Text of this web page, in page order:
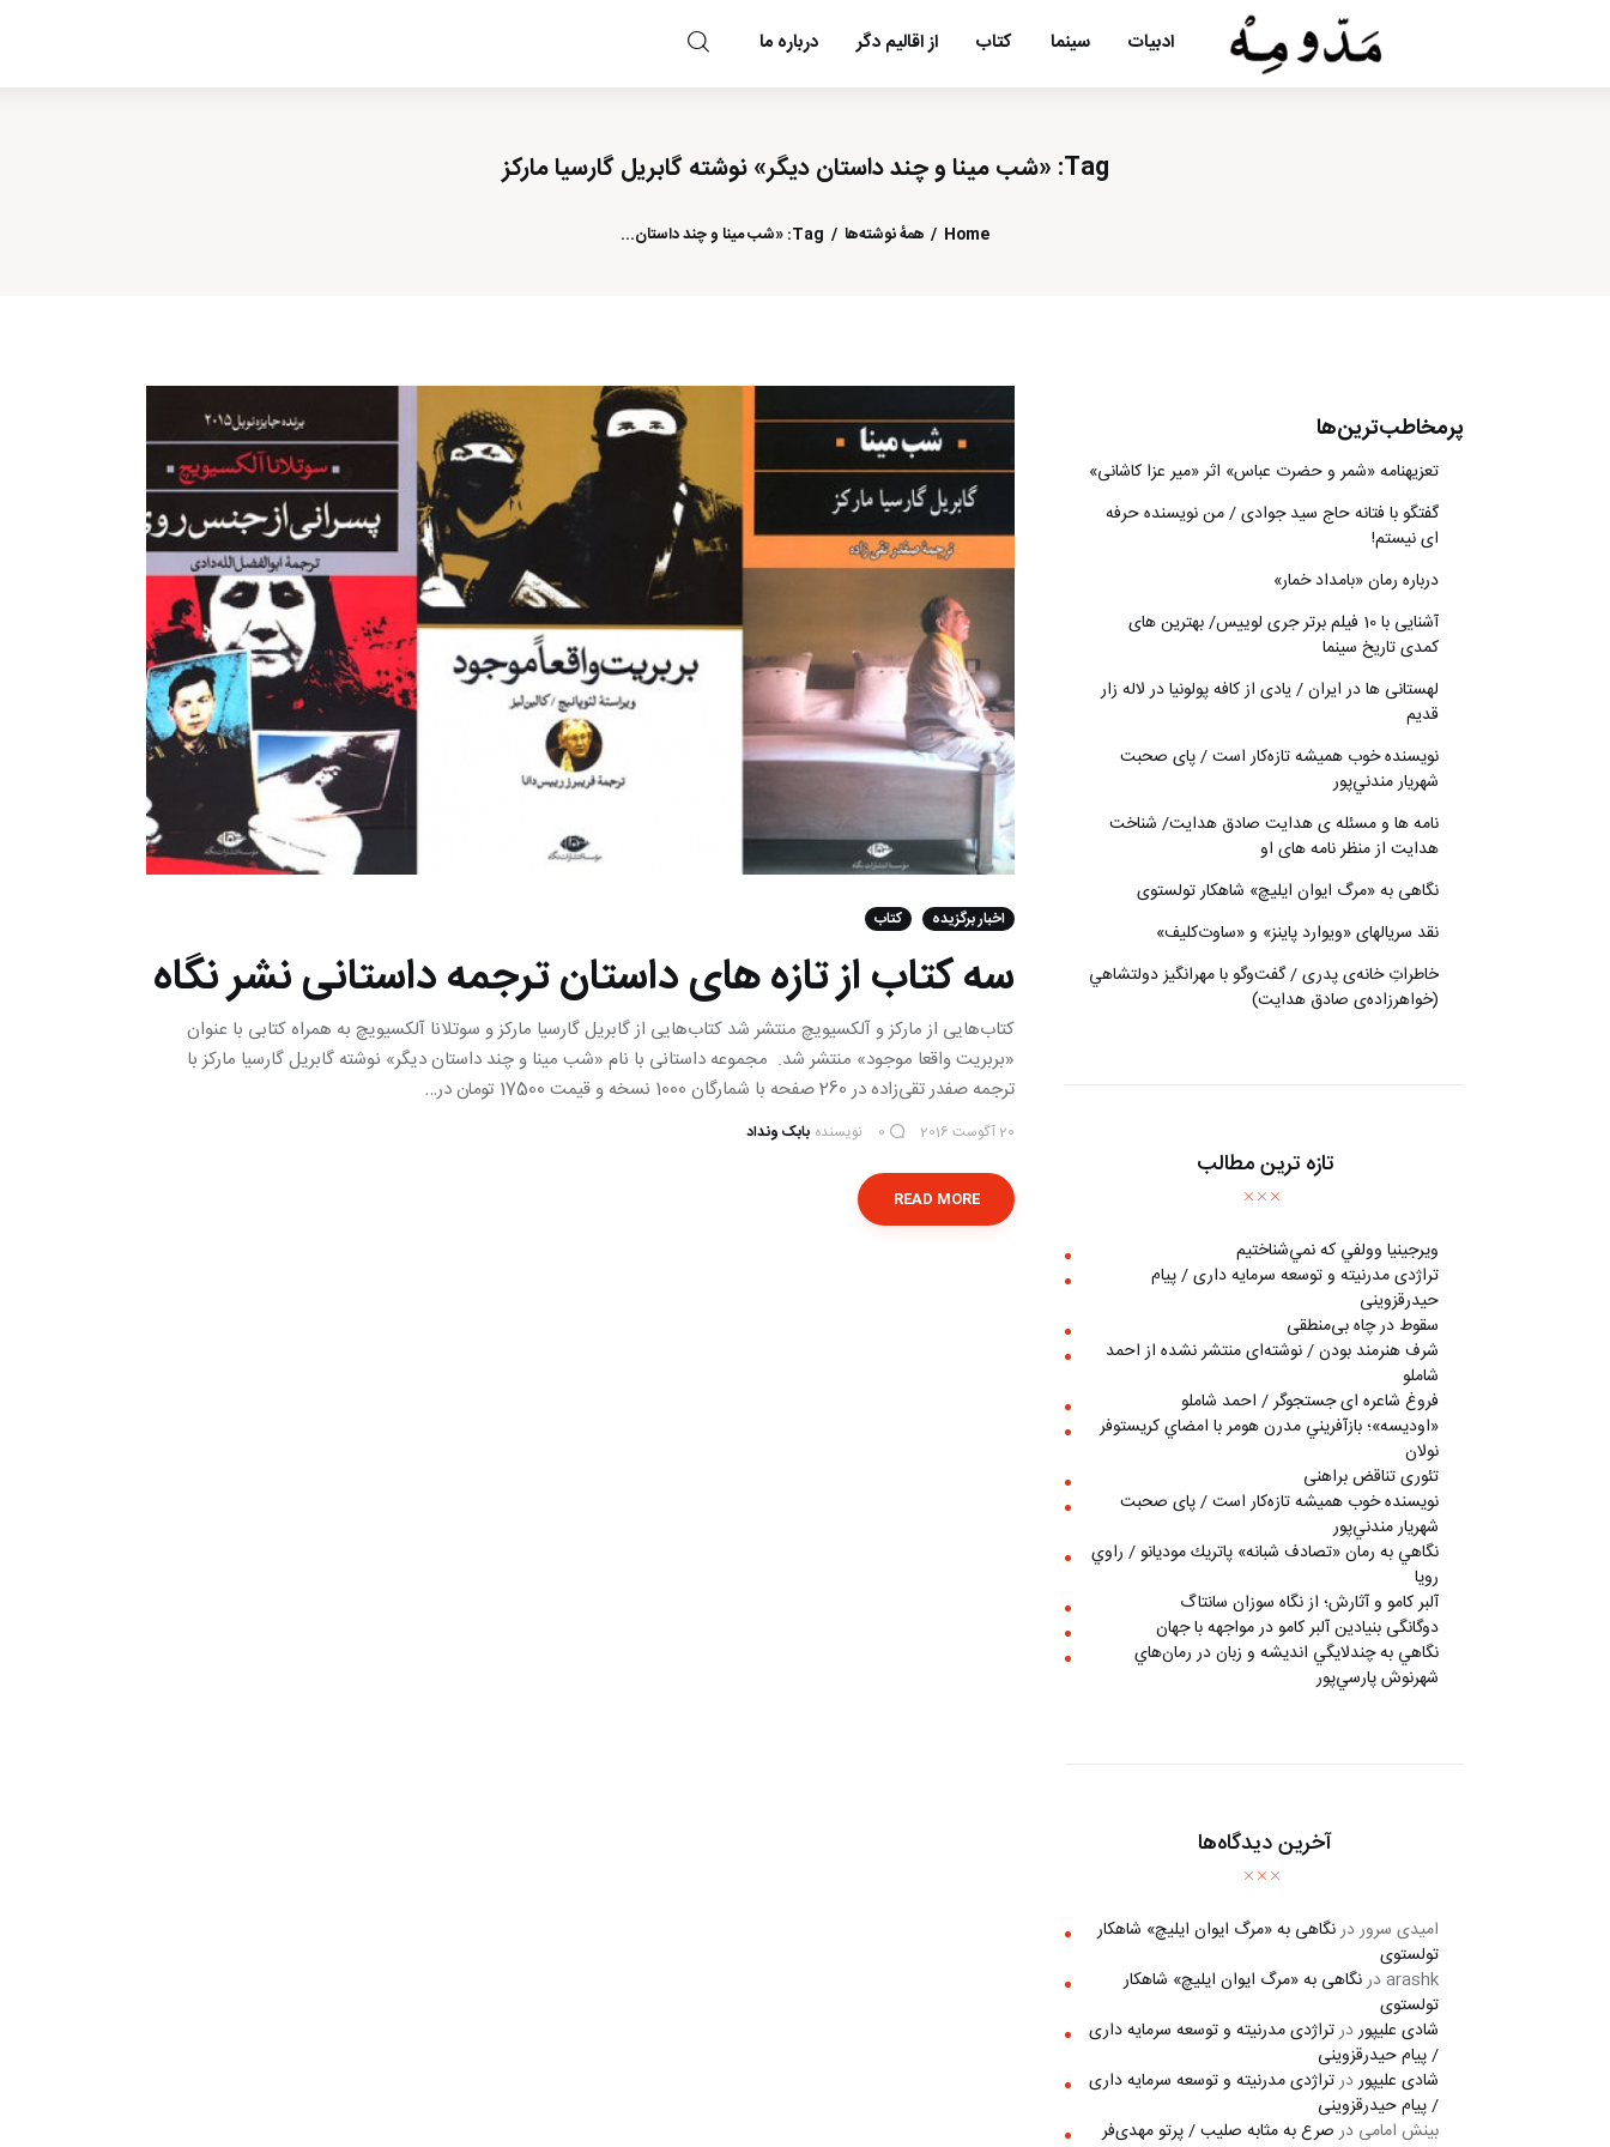
ادبیات سینما کتاب از اقالیم دگر درباره ما
Tag: «شب مینا و چند داستان دیگر» نوشته گابریل گارسیا مارکز
Home همهٔ نوشته‌ها Tag: «شب مینا و چند داستان...
اخبار برگزیده کتاب
سه کتاب از تازه های داستان ترجمه داستانی نشر نگاه
کتاب‌هایی از مارکز و آلکسیویچ منتشر شد کتاب‌هایی از گابریل گارسیا مارکز و سوتلانا آلکسیویچ به همراه کتابی با عنوان
«بربریت واقعا موجود» منتشر شد. مجموعه داستانی با نام «شب مینا و چند داستان دیگر» نوشته گابریل گارسیا مارکز با
ترجمه صفدر تقی‌زاده در 260 صفحه با شمارگان 1000 نسخه و قیمت 17500 تومان در…
20 آگوست 2016 0 نویسنده بابک ونداد
READ MORE
پرمخاطب‌ترین‌ها
تعزیه‎نامه‏ «شمر و حضرت عباس» اثر «میر عزا کاشانی»
گفتگو با فتانه حاج سید جوادی / من نویسنده حرفه
ای نیستم!
درباره رمان «بامداد خمار»
آشنایی با 10 فیلم برتر جری لوییس/ بهترین های
کمدی تاریخ سینما
لهستانی ها در ایران / یادی از کافه پولونیا در لاله زار
قدیم
نويسنده خوب هميشه تازه‌كار است / پای صحبت
شهريار مندني‌پور
نامه ها و مسئله ی هدایت صادق هدایت/ شناخت
هدایت از منظر نامه های او
نگاهی به «مرگ ايوان ايليچ» شاهکار تولستوی
نقد سریالهای «ویوارد پاینز» و «ساوت‌کلیف»
خاطراتِ خانه‌ی پدری / گفت‌وگو با مهرانگيز دولتشاهي
(خواهرزاده‌ی صادق هدايت)
تازه ترین مطالب
ويرجينيا وولفي كه نمي‌شناختيم
تراژدی مدرنیته و توسعه سرمایه داری / پیام
حیدرقزوینی
سقوط در چاه بی‌منطقی
شرف هنرمند بودن / نوشته‌ای منتشر نشده از احمد
شاملو
فروغ شاعره ای جستجوگر / احمد شاملو
«اوديسه»؛ بازآفريني مدرن هومر با امضاي كريستوفر
نولان
تئوری تناقض براهنی
نويسنده خوب هميشه تازه‌كار است / پای صحبت
شهريار مندني‌پور
نگاهي به رمان «تصادف شبانه» پاتريك موديانو / راوي
رويا
آلبر کامو و آثارش؛ از نگاه سوزان سانتاگ
دوگانگی بنیادین آلبر کامو در مواجهه با جهان
نگاهي به چندلايگي انديشه و زبان در رمان‌هاي
شهرنوش پارسي‌پور
آخرین دیدگاه‌ها
امیدی سروردرنگاهی به «مرگ ايوان ايليچ» شاهکار
تولستوی
arashkدرنگاهی به «مرگ ايوان ايليچ» شاهکار
تولستوی
شادی علیپوردرتراژدی مدرنیته و توسعه سرمایه داری
/ پیام حیدرقزوینی
شادی علیپوردرتراژدی مدرنیته و توسعه سرمایه داری
/ پیام حیدرقزوینی
بینش امامی درصرع به مثابه صلیب / پرتو مهدی‌فر